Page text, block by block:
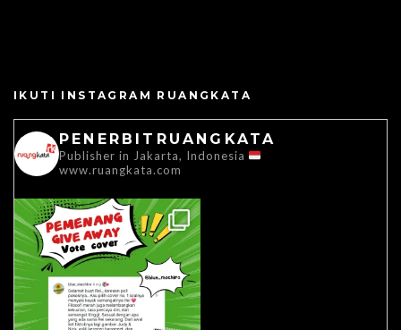
IKUTI INSTAGRAM RUANGKATA
PENERBITRUANGKATA
Publisher in Jakarta, Indonesia
www.ruangkata.com